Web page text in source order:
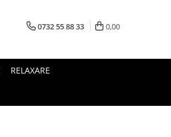
0732 55 88 33 0,00
RELAXARE